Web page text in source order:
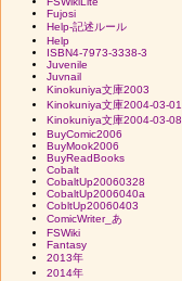
Fujosi
Help-記述ルール
Help
ISBN4-7973-3338-3
Juvenile
Juvnail
Kinokuniya文庫2003
Kinokuniya文庫2004-03-01
Kinokuniya文庫2004-03-08
BuyComic2006
BuyMook2006
BuyReadBooks
Cobalt
CobaltUp20060328
CobaltUp2006040a
CobltUp20060403
ComicWriter_あ
FSWiki
Fantasy
2013年
2014年